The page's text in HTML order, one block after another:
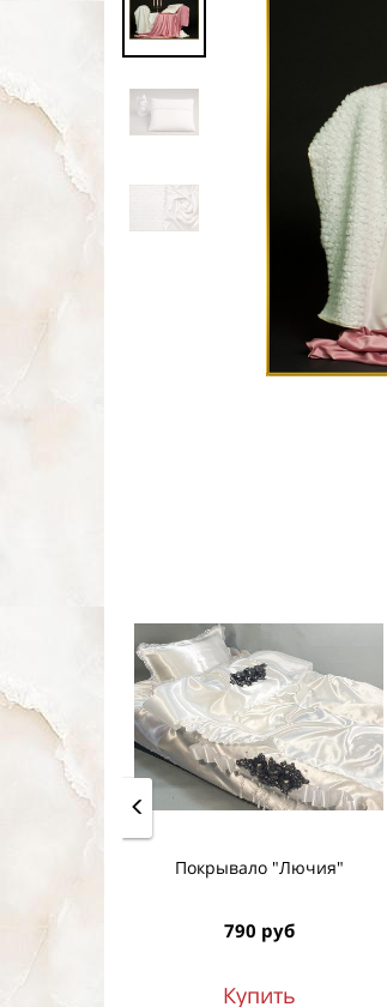
Покрывало "Лючия"
790 руб
Купить